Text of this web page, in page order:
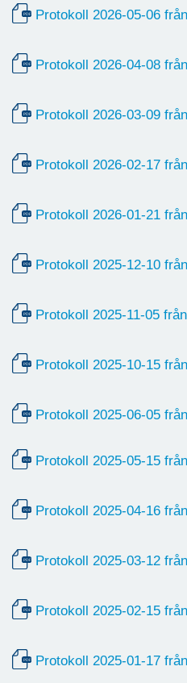
Protokoll 2026-05-06
Protokoll 2026-04-08
Protokoll 2026-03-09
Protokoll 2026-02-17
Protokoll 2026-01-21
Protokoll 2025-12-10
Protokoll 2025-11-05
Protokoll 2025-10-15
Protokoll 2025-06-05
Protokoll 2025-05-15
Protokoll 2025-04-16
Protokoll 2025-03-12
Protokoll 2025-02-15
Protokoll 2025-01-17